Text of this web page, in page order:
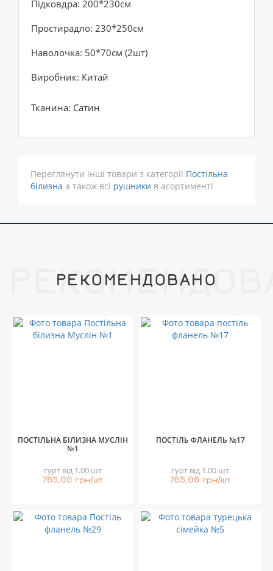
Підковдра: 200*230см
Простирадло: 230*250см
Наволочка: 50*70см (2шт)
Виробник: Китай
Тканина: Сатин
Переглянути інші товари з категорії Постільна
білизна а також всі рушники в асортименті
РЕКОМЕНДОВАНО
ПОСТІЛЬНА БІЛИЗНА МУСЛІН
№1
гурт від 1.00 шт
765,00 грн/шт
ПОСТІЛЬ ФЛАНЕЛЬ №17
гурт від 1.00 шт
765,00 грн/шт